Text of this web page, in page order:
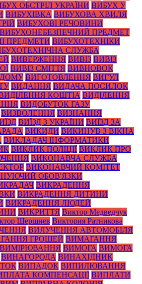
ОБСТРІЛ УКРАЇНИ ВИБУХ У
ВИБУХІВКА ВИБУХОВА ХВИЛЯ
ВИБУХОВІ РЕЧОВИНИ
ВИБУХОНЕБЕЗПЕЧНИЙ ПРЕДМЕТ
ПРЕДМЕТИ ВИБУХОТЕХНІКИ
СЛУЖБА
ВИВЕРЖЕННЯ ВИВІЗ ВИВІЗ
ВИВІЗ СМІТТЯ ВИВНОВОК
ВИГОТОВЛЕННЯ ВИГУЛ
ВИДАННЯ ВИДАЧА ПОСИЛОК
КОШТІА ВИДІЛЕННЯ
ВИДОБУТОК ГАЗУ
ВИЗВОЛЕННЯ ВИЗНАННЯ
ВИЇЗД З УКРАЇНИ ВИЇЗД ЗА
ВИКИДИ ВИКИНУВ З ВІКНА
ВИКЛАДАЧ ІНФОРМАТИКИ
ВИКЛИК ПОЛІЦІЇ ВИКЛИК ПРО
ВИКОНАВЧА СЛУЖБА
ВИКОНАВЧИЙ КОМІТЕТ
ОБОВ'ЯЗКИ
ВИКРАДЕННЯ
ВИКРАДЕННЯ ДИТИНИ
ВИКРАДЕННЯ ЛЮДЕЙ
ВИКРИТТЯ Виктор Медведчук
Шершнев Виктория Ратникова
ВИЛУЧЕННЯ АВТОМОБІЛЯ
ГРОШЕЙ ВИМАГАННЯ
ВИМІРЮВАННЯ ВИМОГА ВИМОГА
ВИНАГОРОДА ВИНАХІДНИК
ВИПАДОК ВИПИЛЮВАННЯ
КОМПЕНСАЦІЇ ВИПЛАТИ